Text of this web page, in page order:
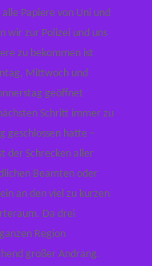
Papiere von Uni und
wir zur Polizei und uns
zu bekommen ist
Mittwoch und
geöffnet
Schritt immer zu
geschlossen hatte –
der Schrecken aller
Beamten oder
an den viel zu kurzen
Da drei
Region
großer Andrang.